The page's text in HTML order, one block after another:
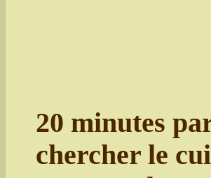
20 minutes
chercher le